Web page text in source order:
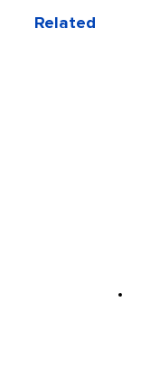
Related